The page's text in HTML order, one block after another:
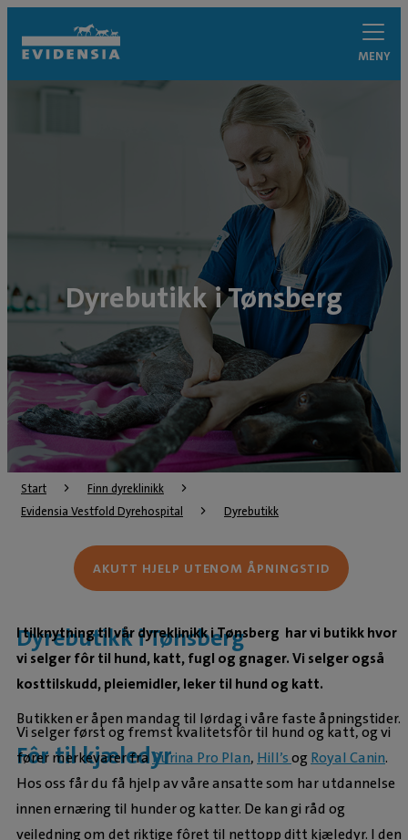
MENY
Dyrebutikk i Tønsberg
Start
Finn dyreklinikk
Evidensia Vestfold Dyrehospital
Dyrebutikk
Dyrebutikk i Tønsberg
I tilknytning til vår dyreklinikk i Tønsberg har vi butikk hvor
vi selger fôr til hund, katt, fugl og gnager. Vi selger også
kosttilskudd, pleiemidler, leker til hund og katt.
Butikken er åpen mandag til lørdag i våre faste åpningstider.
Fôr til kjæledyr
Vi selger først og fremst kvalitetsfôr til hund og katt, og vi
fører merkevarer fraPurina Pro Plan, Hill’sog Royal Canin.
Hos oss får du få hjelp av våre ansatte som har utdannelse
innen ernæring til hunder og katter. De kan gi råd og
veiledning om det riktige fôret til nettopp ditt kjæledyr. I den
AKUTT HJELP UTENOM ÅPNINGSTID